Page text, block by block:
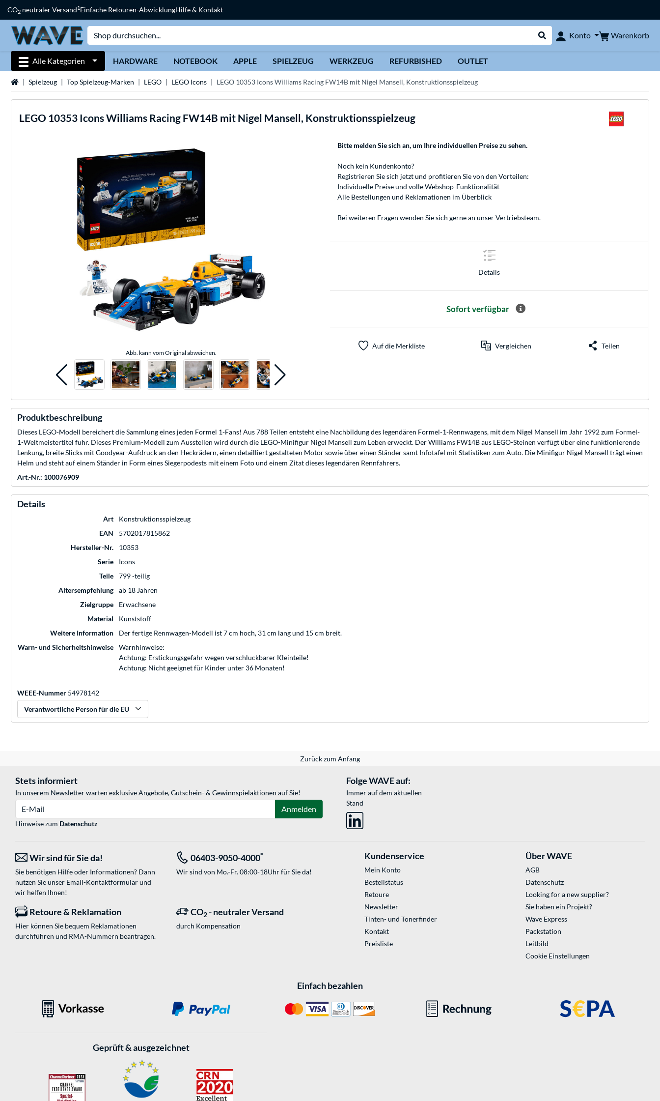
CO2 neutraler Versand1Einfache Retouren-AbwicklungHilfe & Kontakt
Suche durchführen
Konto Warenkorb
Alle Kategorien HARDWARE NOTEBOOK APPLE SPIELZEUG WERKZEUG REFURBISHED OUTLET
StartseiteSpielzeug Top Spielzeug-Marken LEGO LEGO Icons LEGO 10353 Icons Williams Racing FW14B mit Nigel Mansell, Konstruktionsspielzeug
LEGO 10353 Icons Williams Racing FW14B mit Nigel Mansell, Konstruktionsspielzeug
Abb. kann vom Original abweichen.
Bitte melden Sie sich an, um Ihre individuellen Preise zu sehen.
Noch kein Kundenkonto?
Registrieren Sie sich jetzt und profitieren Sie von den Vorteilen:
Individuelle Preise und volle Webshop-Funktionalität
Alle Bestellungen und Reklamationen im Überblick
Bei weiteren Fragen wenden Sie sich gerne an unserVertriebsteam.
Details
Sofort verfügbar
Auf die Merkliste Vergleichen Teilen
Produktbeschreibung
Dieses LEGO-Modell bereichert die Sammlung eines jeden Formel 1-Fans! Aus 788 Teilen entsteht eine Nachbildung des legendären Formel-1-Rennwagens, mit dem Nigel Mansell im Jahr 1992 zum Formel-
1-Weltmeistertitel fuhr. Dieses Premium-Modell zum Ausstellen wird durch die LEGO-Minifigur Nigel Mansell zum Leben erweckt. Der Williams FW14B aus LEGO-Steinen verfügt über eine funktionierende
Lenkung, breite Slicks mit Goodyear-Aufdruck an den Heckrädern, einen detailliert gestalteten Motor sowie über einen Ständer samt Infotafel mit Statistiken zum Auto. Die Minifigur Nigel Mansell trägt einen
Helm und steht auf einem Ständer in Form eines Siegerpodests mit einem Foto und einem Zitat dieses legendären Rennfahrers.
Art.-Nr.: 100076909
Details
Art
Konstruktionsspielzeug
EAN
5702017815862
Hersteller-Nr.
10353
Serie
Icons
Teile
799 -teilig
Altersempfehlung
ab 18 Jahren
Zielgruppe
Erwachsene
Material
Kunststoff
Weitere Information
Der fertige Rennwagen-Modell ist 7 cm hoch, 31 cm lang und 15 cm breit.
Warn- und Sicherheitshinweise
Warnhinweise:
Achtung: Erstickungsgefahr wegen verschluckbarer Kleinteile!
Achtung: Nicht geeignet für Kinder unter 36 Monaten!
WEEE-Nummer 54978142
Verantwortliche Person für die EU
Zurück zum Anfang
Stets informiert
In unserem Newsletter warten exklusive Angebote, Gutschein- & Gewinnspielaktionen auf Sie!
Anmelden
Hinweise zum Datenschutz
Folge WAVE auf:
Immer auf dem aktuellen
Stand
Wir sind für Sie da!
Sie benötigen Hilfe oder Informationen? Dann
nutzen Sie unser Email-Kontaktformularund
wir helfen Ihnen!
06403-9050-4000*
Wir sind von Mo.-Fr. 08:00-18Uhr für Sie da!
Retoure & Reklamation
Hier können Sie bequem Reklamationen
durchführen und RMA-Nummern beantragen.
CO2 - neutraler Versand
durch Kompensation
Kundenservice
Mein Konto
Bestellstatus
Retoure
Newsletter
Tinten- und Tonerfinder
Kontakt
Preisliste
Über WAVE
AGB
Datenschutz
Looking for a new supplier?
Sie haben ein Projekt?
Wave Express
Packstation
Leitbild
Cookie Einstellungen
Einfach bezahlen
Geprüft & ausgezeichnet